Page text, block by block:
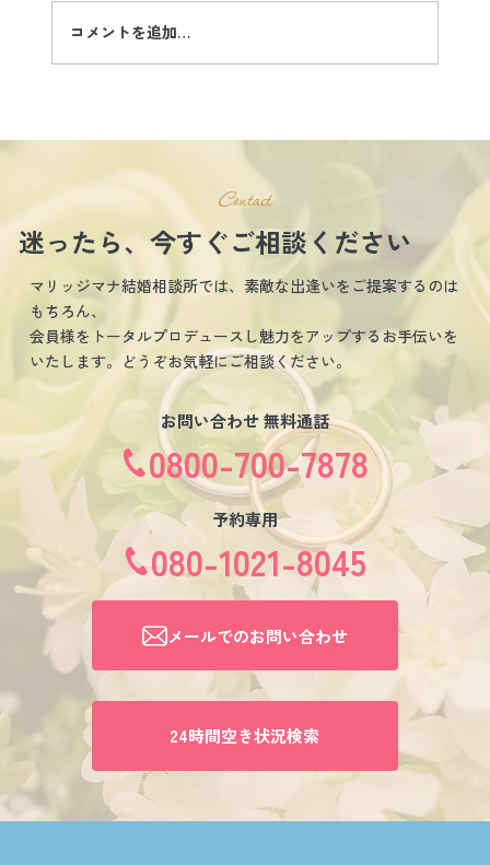
７月24日(水)～28日(火)迄の活動
コメントを追加…
Contact
迷ったら、今すぐご相談ください
マリッジマナ結婚相談所では、素敵な出逢いをご提案するのは
もちろん、
会員様をトータルプロデュースし魅力をアップするお手伝いを
いたします。どうぞお気軽にご相談ください。
お問い合わせ 無料通話
0800-700-7878
予約専用
080-1021-8045
メールでのお問い合わせ
24時間空き状況検索